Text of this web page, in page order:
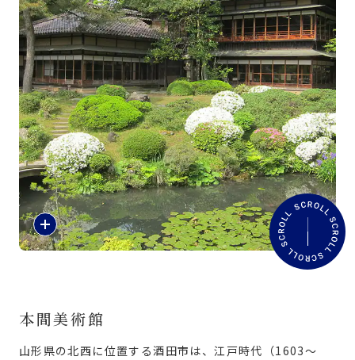
旅のアイデア
行き先
旅のお役立ち情報
ANA サービス
閉じる
紹
介
文
を
本間美術館
山形県の北西に位置する酒田市は、江戸時代（1603〜